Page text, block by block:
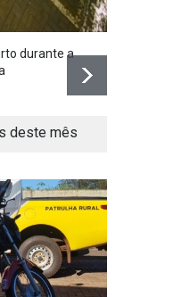
durante a
deste mês